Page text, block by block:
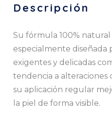
Descripción
Su fórmula 100% natural
especialmente diseñada
exigentes y delicadas
tendencia a alteraciones
su aplicación regular
la piel de forma visible.